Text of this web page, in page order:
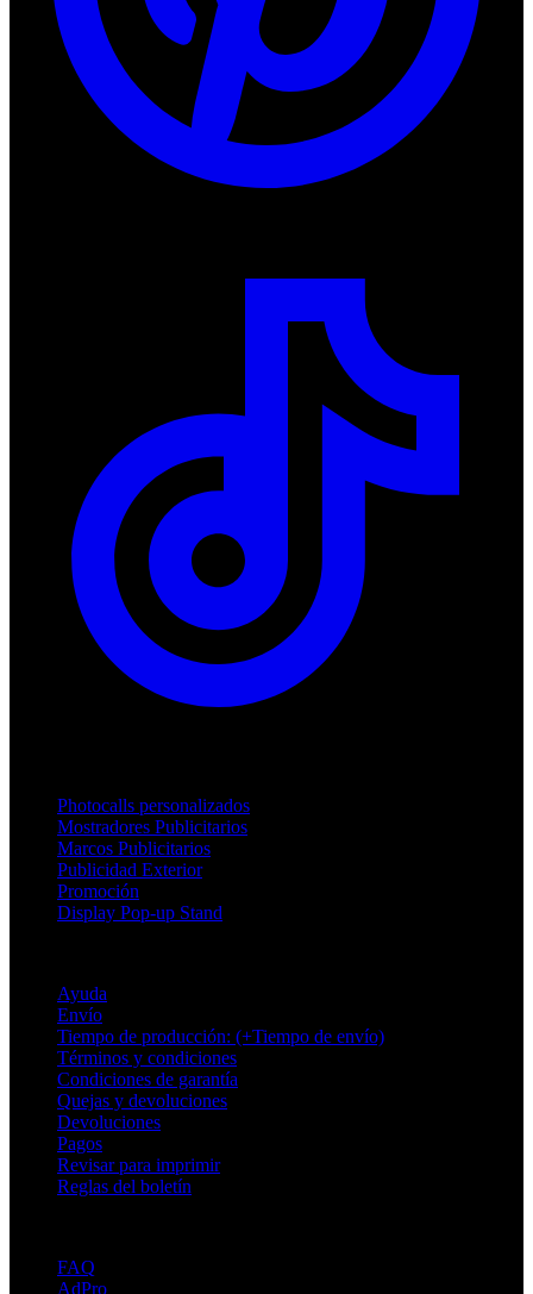
Photocalls personalizados
Mostradores Publicitarios
Marcos Publicitarios
Publicidad Exterior
Promoción
Display Pop-up Stand
Ayuda
Envío
Tiempo de producción: (+Tiempo de envío)
Términos y condiciones
Condiciones de garantía
Quejas y devoluciones
Devoluciones
Pagos
Revisar para imprimir
Reglas del boletín
FAQ
AdPro